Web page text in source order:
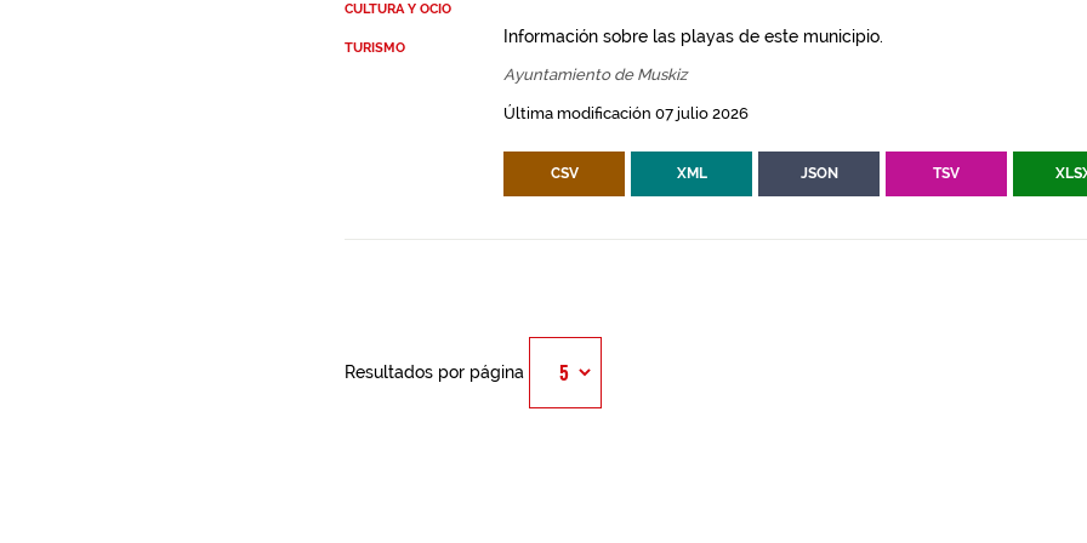
CULTURA Y OCIO
TURISMO
Información sobre las playas de este municipio.
Ayuntamiento de Muskiz
Última modificación 07 julio 2026
CSV XML JSON TSV
Resultados por página